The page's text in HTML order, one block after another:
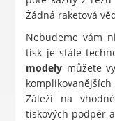
Žádná raketová
Nebudeme vám
tisk je stále
modely můžete
Záleží na
tiskových podpěr